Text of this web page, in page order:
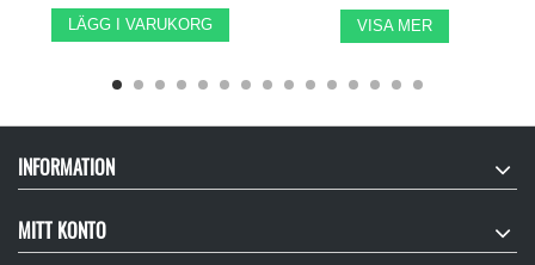
LÄGG I VARUKORG VISA MER
INFORMATION
MITT KONTO